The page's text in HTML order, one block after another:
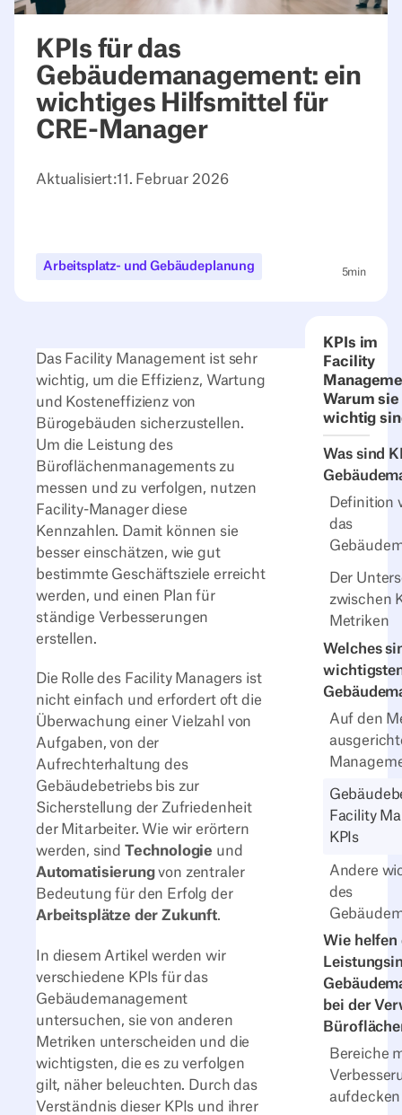
KPIs für das
Gebäudemanagement: ein
wichtiges Hilfsmittel für
CRE-Manager
Aktualisiert:11. Februar 2026
Arbeitsplatz- und Gebäudeplanung 5min
KPIs im
Facility
Warum sie
wichtig
Was sind
Definition
das
Der
zwischen
Metriken
Welches
Auf den
Facility
KPIs
Andere
des
Wie helfen
bei der
Bereiche
aufdecken
Das Facility Management ist sehr
wichtig, um die Effizienz, Wartung
und Kosteneffizienz von
Bürogebäuden sicherzustellen.
Um die Leistung des
Büroflächenmanagements zu
messen und zu verfolgen, nutzen
Facility-Manager diese
Kennzahlen. Damit können sie
besser einschätzen, wie gut
bestimmte Geschäftsziele erreicht
werden, und einen Plan für
ständige Verbesserungen
erstellen.
Die Rolle des Facility Managers ist
nicht einfach und erfordert oft die
Überwachung einer Vielzahl von
Aufgaben, von der
Aufrechterhaltung des
Gebäudebetriebs bis zur
Sicherstellung der Zufriedenheit
der Mitarbeiter. Wie wir erörtern
werden, sind Technologie und
Automatisierungvon zentraler
Bedeutung für den Erfolg der
Arbeitsplätze der Zukunft.
In diesem Artikel werden wir
verschiedene KPIs für das
Gebäudemanagement
untersuchen, sie von anderen
Metriken unterscheiden und die
wichtigsten, die es zu verfolgen
gilt, näher beleuchten. Durch das
Verständnis dieser KPIs und ihrer